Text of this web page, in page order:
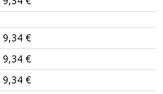
9,34 €
9,34 €
9,34 €